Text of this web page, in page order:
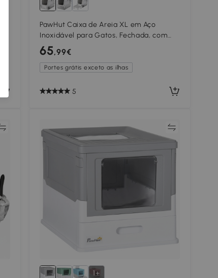
PawHut Caixa de Areia XL em Aço
Inoxidável para Gatos, Fechada, com
Tampa Rebatível, Bordo Alto, Pá e
Sistema Anti-fugas, Cinzento-claro
65,99€
Portes grátis exceto as ilhas
5
Comparar
1+